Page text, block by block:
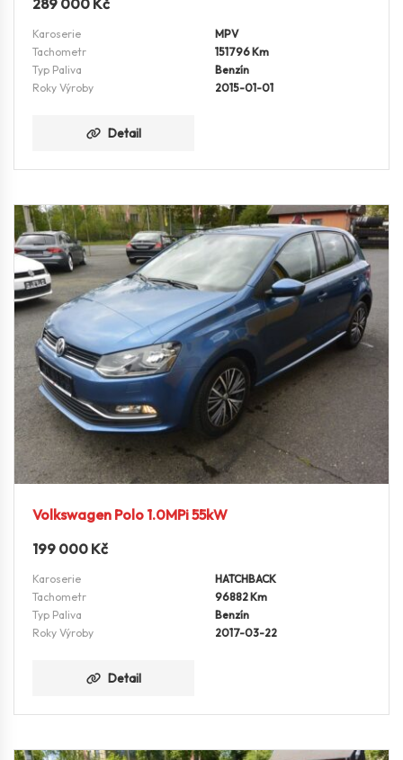
Karoserie
MPV
Tachometr
151796 Km
Typ Paliva
Benzín
Roky Výroby
2015-01-01
Detail
Volkswagen Polo 1.0MPi 55kW
199 000 Kč
Karoserie
HATCHBACK
Tachometr
96882 Km
Typ Paliva
Benzín
Roky Výroby
2017-03-22
Detail